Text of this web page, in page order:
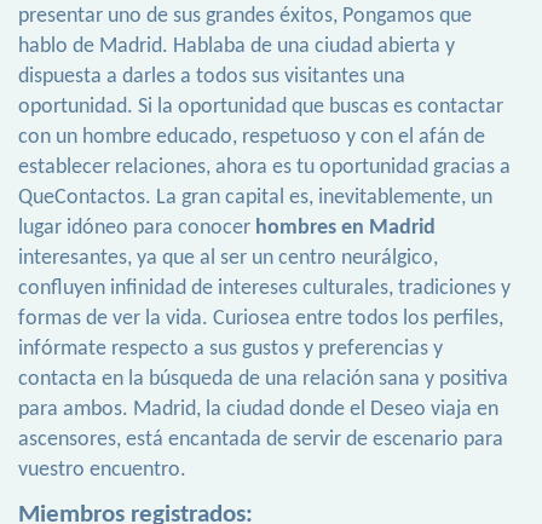
presentar uno de sus grandes éxitos, Pongamos que
hablo de Madrid. Hablaba de una ciudad abierta y
dispuesta a darles a todos sus visitantes una
oportunidad. Si la oportunidad que buscas es contactar
con un hombre educado, respetuoso y con el afán de
establecer relaciones, ahora es tu oportunidad gracias a
QueContactos. La gran capital es, inevitablemente, un
lugar idóneo para conocer hombres en Madrid
interesantes, ya que al ser un centro neurálgico,
confluyen infinidad de intereses culturales, tradiciones y
formas de ver la vida. Curiosea entre todos los perfiles,
infórmate respecto a sus gustos y preferencias y
contacta en la búsqueda de una relación sana y positiva
para ambos. Madrid, la ciudad donde el Deseo viaja en
ascensores, está encantada de servir de escenario para
vuestro encuentro.
Miembros registrados: